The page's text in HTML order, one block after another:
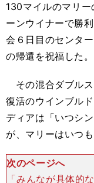
130マイルのマリ
ーンウイナーで勝
会６日目のセンタ
の帰還を祝福した。
その混合ダブル
復活のウインブル
ディアは「いつシ
が、マリーはいつ
次のページへ
「みんなが具体的